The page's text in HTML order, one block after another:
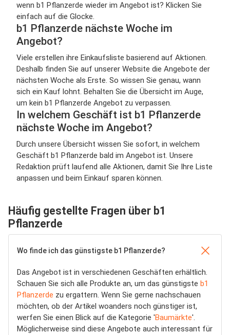
wenn b1 Pflanzerde wieder im Angebot ist? Klicken Sie
einfach auf die Glocke.
b1 Pflanzerde nächste Woche im
Angebot?
Viele erstellen ihre Einkaufsliste basierend auf Aktionen.
Deshalb finden Sie auf unserer Website die Angebote der
nächsten Woche als Erste. So wissen Sie genau, wann
sich ein Kauf lohnt. Behalten Sie die Übersicht im Auge,
um kein b1 Pflanzerde Angebot zu verpassen.
In welchem Geschäft ist b1 Pflanzerde
nächste Woche im Angebot?
Durch unsere Übersicht wissen Sie sofort, in welchem
Geschäft b1 Pflanzerde bald im Angebot ist. Unsere
Redaktion prüft laufend alle Aktionen, damit Sie Ihre Liste
anpassen und beim Einkauf sparen können.
Häufig gestellte Fragen über b1
Pflanzerde
Wo finde ich das günstigste b1 Pflanzerde?
Das Angebot ist in verschiedenen Geschäften erhältlich.
Schauen Sie sich alle Produkte an, um das günstigste b1
Pflanzerde zu ergattern. Wenn Sie gerne nachschauen
möchten, ob der Artikel woanders noch günstiger ist,
werfen Sie einen Blick auf die Kategorie 'Baumärkte'.
Möglicherweise sind diese Angebote auch interessant für